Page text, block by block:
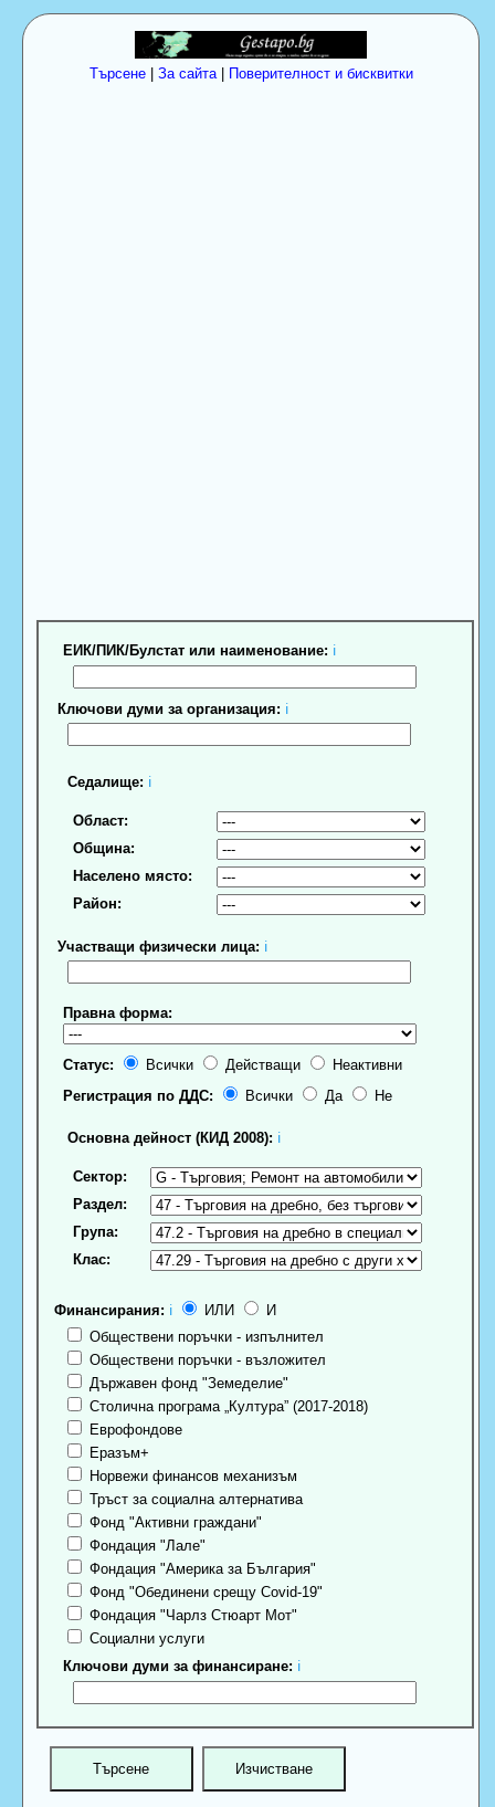
Търсене| За сайта| Поверителност и бисквитки
ЕИК/ПИК/Булстат или наименование: ℹ
Ключови думи за организация: ℹ
Седалище: ℹ
Област:
Община:
Населено място:
Район:
Участващи физически лица: ℹ
Правна форма:
Статус: Всички Действащи
Неактивни
Регистрация по ДДС:
Всички Да Не
Основна дейност (КИД 2008): ℹ
Сектор:
Раздел:
Група:
Клас:
Финансирания: ℹ ИЛИ
И
Обществени поръчки - изпълнител
Обществени поръчки - възложител
Държавен фонд "Земеделие"
Столична програма „Култура” (2017-2018)
Еврофондове
Еразъм+
Норвежи финансов механизъм
Тръст за социална алтернатива
Фонд "Активни граждани"
Фондация "Лале"
Фондация "Америка за България"
Фонд "Обединени срещу Covid-19"
Фондация "Чарлз Стюарт Мот"
Социални услуги
Ключови думи за финансиране: ℹ